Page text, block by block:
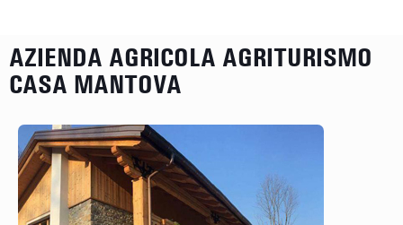
AZIENDA AGRICOLA AGRITURISMO
CASA MANTOVA